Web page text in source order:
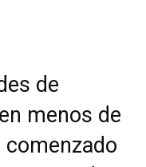
de
menos de